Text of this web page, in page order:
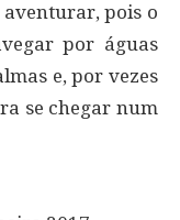
aventurar, pois o
por águas
e, por vezes
se chegar num